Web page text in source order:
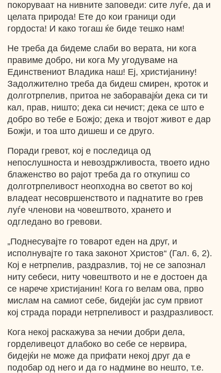
покоруваат на нивните заповеди: сите луѓе, да и
целата природа! Ете до кои граници оди
гордоста! И како тогаш ќе биде тешко нам!
Не треба да бидеме слаби во верата, ни кога
правиме добро, ни кога Му угодуваме на
Единствениот Владика наш! Еј, христијанину!
Задолжително треба да бидеш смирен, кроток и
долготрпелив, притоа не заборавајќи дека си ти
кал, прав, ништо; дека си нечист; дека се што е
добро во тебе е Божјо; дека и твојот живот е дар
Божји, и тоа што дишеш и се друго.
Поради гревот, кој е последица од
непослушноста и невоздржливоста, твоето идно
блаженство во рајот треба да го откупиш со
долготрпеливост неопходна во светот во кој
владеат несовршенството и паднатите во грев
луѓе членови на човештвото, хрането и
одгледано во гревови.
„Поднесувајте го товарот еден на друг, и
исполнувајте го така законот Христов“ (Гал. 6, 2).
Кој е нетрпелив, раздразлив, тој не се запознал
ниту себеси, ниту човештвото и не е достоен да
се нарече христијанин! Кога го велам ова, прво
мислам на самиот себе, бидејќи јас сум првиот
кој страда поради нетрпеливост и раздразливост.
Кога некој раскажува за нечии добри дела,
горделивецот длабоко во себе се нервира,
бидејќи не може да прифати некој друг да е
подобар од него и да го надмине во нешто, т.е.